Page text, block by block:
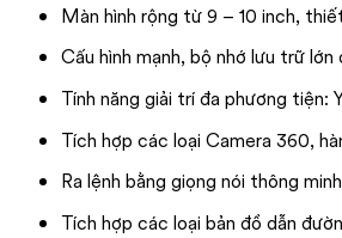
Màn hình rộng từ 9 – 10 inch,
Cấu hình mạnh, bộ nhớ lưu trữ
Tính năng giải trí đa phương tiện:
Tích hợp các loại Camera 360,
Ra lệnh bằng giọng nói thông
Tích hợp các loại bản đồ dẫn